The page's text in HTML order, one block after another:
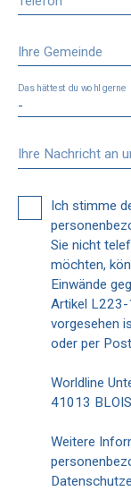
Ihre Gemeinde
-
Das hättest du wohl gerne
Ihre Nachricht an
Ich stimme
Sie nicht
möchten,
Einwände
Artikel L223-
vorgesehen
oder per
Worldline
41013
Weitere